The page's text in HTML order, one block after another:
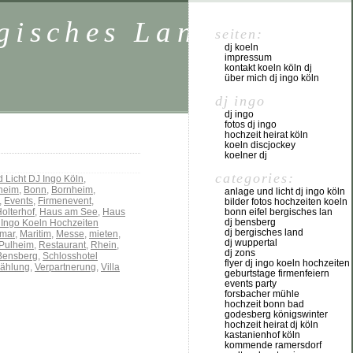
Land NRW
Licht DJ Ingo Köln,
, Bonn, Bornheim,
, Events, Firmenevent,
, Haus am See, Haus
Koeln Hochzeiten
, Maritim, Messe, mieten,
Pulheim, Restaurant, Rhein,
, Schlosshotel
, Verpartnerung, Villa
seiten:
dj koeln
impressum
kontakt koeln köln dj
über mich dj ingo köln
dj ingo
dj ingo
fotos dj ingo
hochzeit heirat köln
koeln discjockey
koelner dj
categories:
anlage und licht dj ingo köln
bilder fotos hochzeiten koeln
bonn eifel bergisches lan
dj bensberg
dj bergisches land
dj wuppertal
dj zons
flyer dj ingo koeln hochzeiten
geburtstage firmenfeiern
events party
forsbacher mühle
hochzeit bonn bad
godesberg königswinter
hochzeit heirat dj köln
kastanienhof köln
kommende ramersdorf